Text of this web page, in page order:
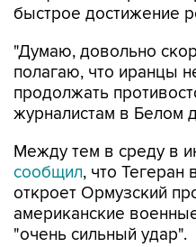
быстрое достижение
"Думаю, довольно
полагаю, что иранцы
продолжать
журналистам в Белом
Между тем в среду в
сообщил, что Тегеран
откроет Ормузский
американские
"очень сильный удар".